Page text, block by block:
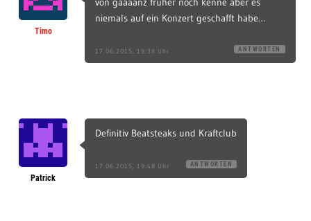
Timo
niemals auf ein Konzert geschafft habe…
17.06.2015, 19:38 Uhr ANTWORTEN
Patrick
Definitiv Beatsteaks und Kraftclub
17.06.2015, 19:48 Uhr ANTWORTEN